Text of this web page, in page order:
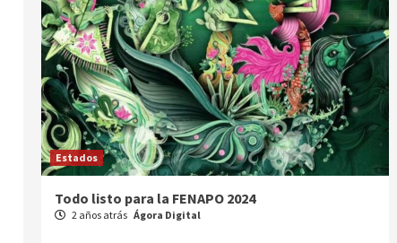
Estados
Comparte Cecytez estrategias para mejora
académica en Tamaulipas